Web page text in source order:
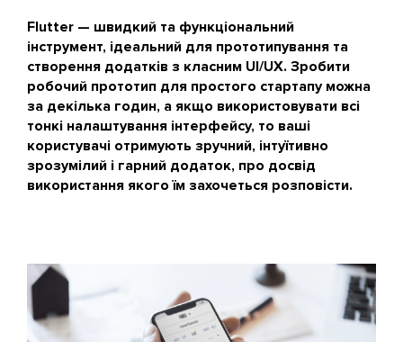
Flutter — швидкий та функціональний
інструмент, ідеальний для прототипування та
створення додатків з класним UI/UX. Зробити
робочий прототип для простого стартапу можна
за декілька годин, а якщо використовувати всі
тонкі налаштування інтерфейсу, то ваші
користувачі отримують зручний, інтуїтивно
зрозумілий і гарний додаток, про досвід
використання якого їм захочеться розповісти.